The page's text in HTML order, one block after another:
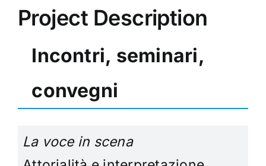
Project Description
Incontri, seminari,
convegni
La voce in scena